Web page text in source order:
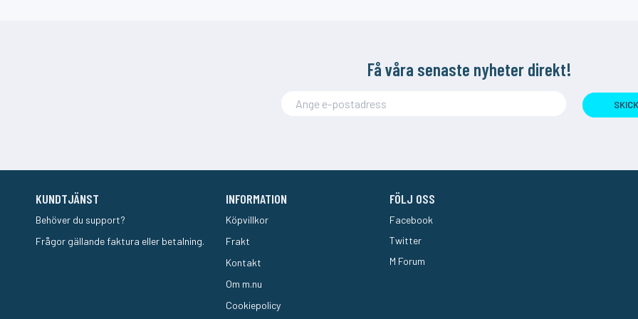
Få våra senaste nyheter direkt!
KUNDTJÄNST
Behöver du support?
Frågor gällande faktura eller betalning.
INFORMATION
Köpvillkor
Frakt
Kontakt
Om m.nu
Cookiepolicy
FÖLJ OSS
Facebook
Twitter
M Forum